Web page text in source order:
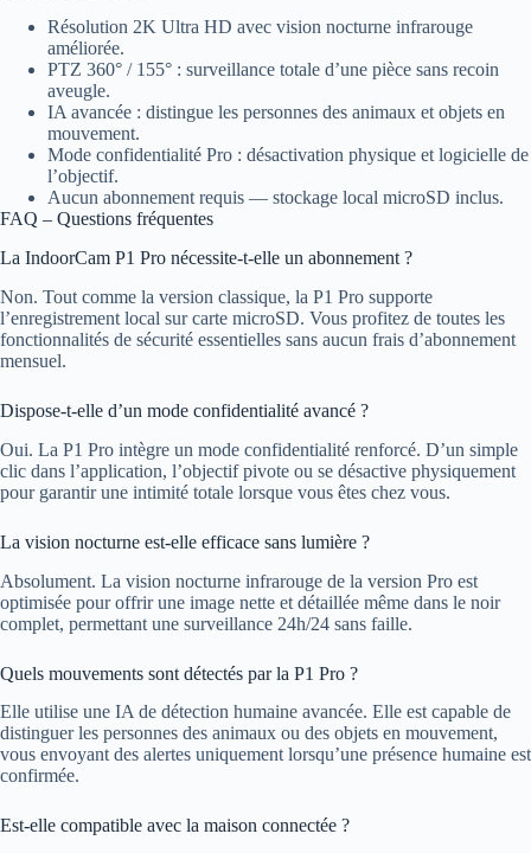
Résolution 2K Ultra HD avec vision nocturne infrarouge
améliorée.
PTZ 360° / 155° : surveillance totale d’une pièce sans recoin
aveugle.
IA avancée : distingue les personnes des animaux et objets en
mouvement.
Mode confidentialité Pro : désactivation physique et logicielle de
l’objectif.
Aucun abonnement requis — stockage local microSD inclus.
FAQ – Questions fréquentes
La IndoorCam P1 Pro nécessite-t-elle un abonnement ?
Non. Tout comme la version classique, la P1 Pro supporte
l’enregistrement local sur carte microSD. Vous profitez de toutes les
fonctionnalités de sécurité essentielles sans aucun frais d’abonnement
mensuel.
Dispose-t-elle d’un mode confidentialité avancé ?
Oui. La P1 Pro intègre un mode confidentialité renforcé. D’un simple
clic dans l’application, l’objectif pivote ou se désactive physiquement
pour garantir une intimité totale lorsque vous êtes chez vous.
La vision nocturne est-elle efficace sans lumière ?
Absolument. La vision nocturne infrarouge de la version Pro est
optimisée pour offrir une image nette et détaillée même dans le noir
complet, permettant une surveillance 24h/24 sans faille.
Quels mouvements sont détectés par la P1 Pro ?
Elle utilise une IA de détection humaine avancée. Elle est capable de
distinguer les personnes des animaux ou des objets en mouvement,
vous envoyant des alertes uniquement lorsqu’une présence humaine est
confirmée.
Est-elle compatible avec la maison connectée ?